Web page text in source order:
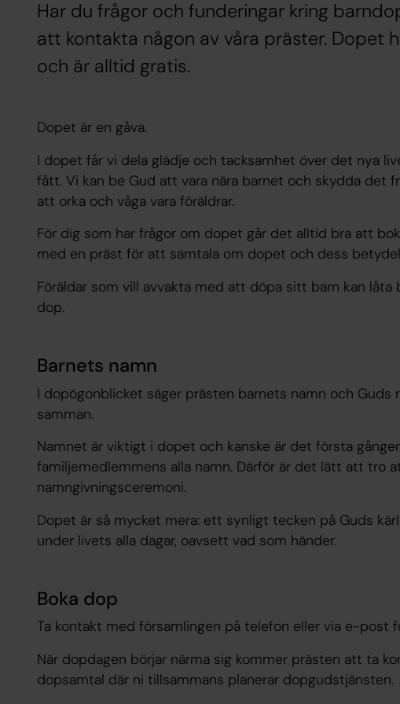
Har du frågor och funderingar kring
att kontakta någon av våra präster. Dopet
och är alltid gratis.
Dopet är en gåva.
I dopet får vi dela glädje och tacksamhet över det nya
fått. Vi kan be Gud att vara nära barnet och skydda det
att orka och våga vara föräldrar.
För dig som har frågor om dopet går det alltid bra att
med en präst för att samtala om dopet och dess
Föräldar som vill avvakta med att döpa sitt barn kan
dop.
Barnets namn
I dopögonblicket säger prästen barnets namn och
samman.
Namnet är viktigt i dopet och kanske är det första
familjemedlemmens alla namn. Därför är det lätt att tro
namngivningsceremoni.
Dopet är så mycket mera: ett synligt tecken på Guds
under livets alla dagar, oavsett vad som händer.
Boka dop
Ta kontakt med församlingen på telefon eller via e-post
När dopdagen börjar närma sig kommer prästen att ta
dopsamtal där ni tillsammans planerar dopgudstjänsten.